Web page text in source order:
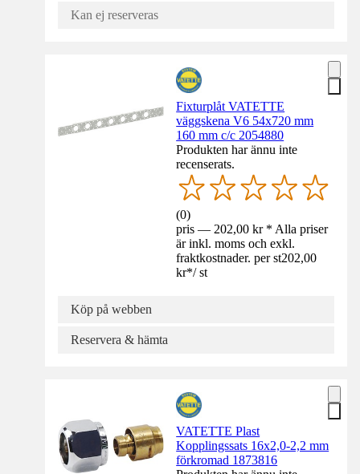
Kan ej reserveras
Fixturplåt VATETTE
väggskena V6 54x720 mm
160 mm c/c 2054880
Produkten har ännu inte
recenserats.
(0)
pris — 202,00 kr * Alla priser
är inkl. moms och exkl.
fraktkostnader. per st202,00
kr*/ st
Köp på webben
Reservera & hämta
VATETTE Plast
Kopplingssats 16x2,0-2,2 mm
förkromad 1873816